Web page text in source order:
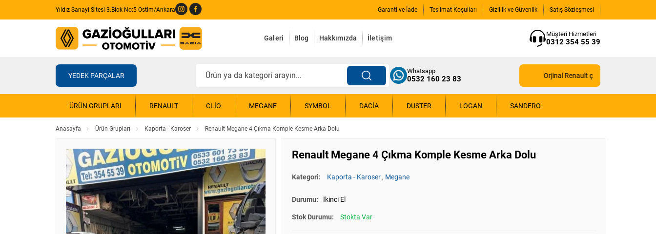
Yıldız Sanayi Sitesi 3.Blok No:5 Ostim/Ankara Garanti ve İade Teslimat Koşulları Gizlilik ve Güvenlik Satış Sözleşmesi
Galeri Blog Hakkımızda İletişim
Müşteri Hizmetleri
0312 354 55 39
YEDEK PARÇALAR
Whatsapp
0532 160 23 83 Orjinal Renault çıkma yedek parçaları
ÜRÜN GRUPLARI RENAULT CLIO MEGANE SYMBOL DACIA DUSTER LOGAN SANDERO
Anasayfa Ürün Grupları Kaporta - Karoser Renault Megane 4 Çıkma Komple Kesme Arka Dolu
Renault Megane 4 Çıkma Komple Kesme Arka Dolu
Kategori: Kaporta - Karoser, Megane
Durumu: İkinci El
Stok Durumu: Stokta Var